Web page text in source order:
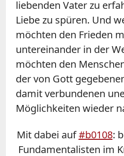
liebenden Vater zu
Liebe zu spüren. Und
möchten den Frieden
untereinander in der
möchten den
der von Gott
damit verbundenen
Möglichkeiten wieder
Mit dabei auf#b0108:
Fundamentalisten im